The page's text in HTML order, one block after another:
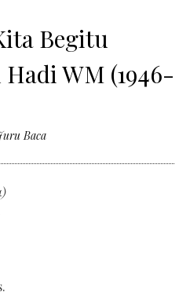
Begitu
WM (1946-
Baca